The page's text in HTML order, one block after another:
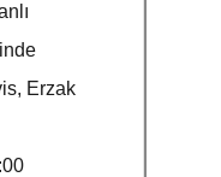
Erzak